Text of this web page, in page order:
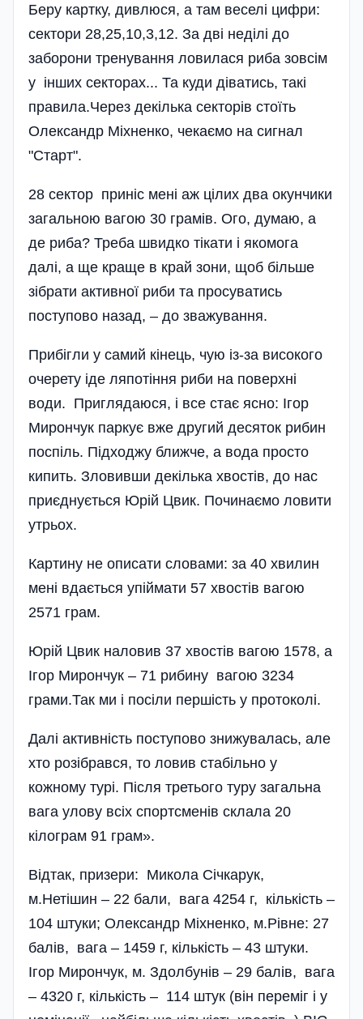
Беру картку, дивлюся, а там веселі цифри:
сектори 28,25,10,3,12. За дві неділі до
заборони тренування ловилася риба зовсім
у інших секторах... Та куди діватись, такі
правила.Через декілька секторів стоїть
Олександр Міхненко, чекаємо на сигнал
"Старт".
28 сектор приніс мені аж цілих два окунчики
загальною вагою 30 грамів. Ого, думаю, а
де риба? Треба швидко тікати і якомога
далі, а ще краще в край зони, щоб більше
зібрати активної риби та просуватись
поступово назад, – до зважування.
Прибігли у самий кінець, чую із-за високого
очерету іде ляпотіння риби на поверхні
води. Приглядаюся, і все стає ясно: Ігор
Мирончук паркує вже другий десяток рибин
поспіль. Підходжу ближче, а вода просто
кипить. Зловивши декілька хвостів, до нас
приєднується Юрій Цвик. Починаємо ловити
утрьох.
Картину не описати словами: за 40 хвилин
мені вдається упіймати 57 хвостів вагою
2571 грам.
Юрій Цвик наловив 37 хвостів вагою 1578, а
Ігор Мирончук – 71 рибину вагою 3234
грами.Так ми і посіли першість у протоколі.
Далі активність поступово знижувалась, але
хто розібра­вся, то ловив стабільно у
кожному турі. Після третього туру загальна
вага улову всіх спортсменів склала 20
кілограм 91 грам».
Відтак, призери: Микола Січкарук,
м.Нетішин – 22 бали, вага 4254 г, кількість –
104 штуки; Олександр Міхненко, м.Рівне: 27
балів, вага – 1459 г, кількість – 43 штуки.
Ігор Мирончук, м. Здолбунів – 29 балів, вага
– 4320 г, кількість – 114 штук (він переміг і у